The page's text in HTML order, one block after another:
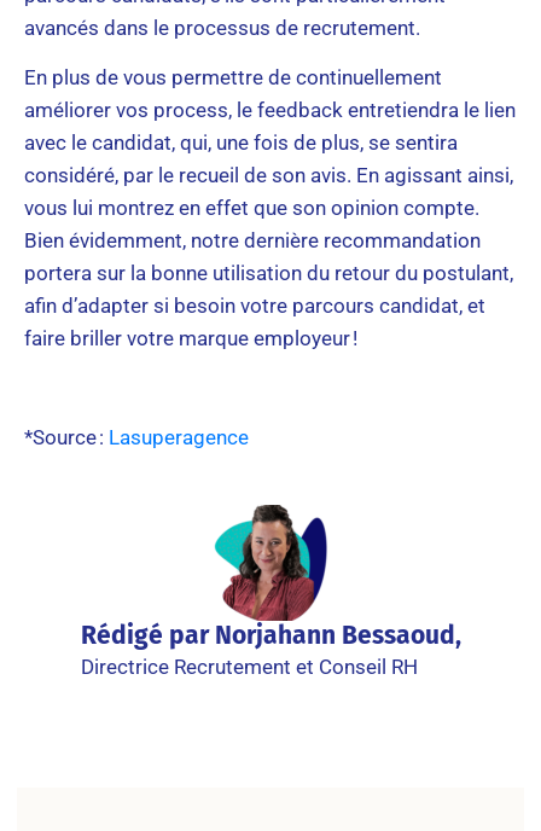
avancés dans le processus de recrutement.
En plus de vous permettre de continuellement
améliorer vos process, le feedback entretiendra le lien
avec le candidat, qui, une fois de plus, se sentira
considéré, par le recueil de son avis. En agissant ainsi,
vous lui montrez en effet que son opinion compte.
Bien évidemment, notre dernière recommandation
portera sur la bonne utilisation du retour du postulant,
afin d’adapter si besoin votre parcours candidat, et
faire briller votre marque employeur !
*Source : Lasuperagence
Rédigé par Norjahann Bessaoud,
Directrice Recrutement et Conseil RH